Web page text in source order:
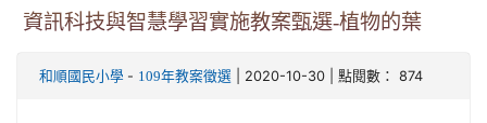
資訊科技與智慧學習實施教案甄選-植物的葉
和順國民小學 - 109年教案徵選 | 2020-10-30 | 點閱數： 874